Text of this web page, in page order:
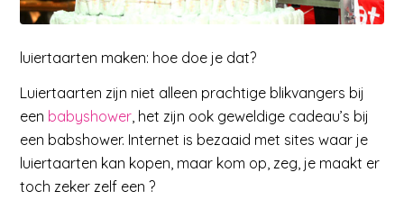
luiertaarten maken: hoe doe je dat?
Luiertaarten zijn niet alleen prachtige blikvangers bij
een babyshower, het zijn ook geweldige cadeau’s bij
een babshower. Internet is bezaaid met sites waar je
luiertaarten kan kopen, maar kom op, zeg, je maakt er
toch zeker zelf een ?